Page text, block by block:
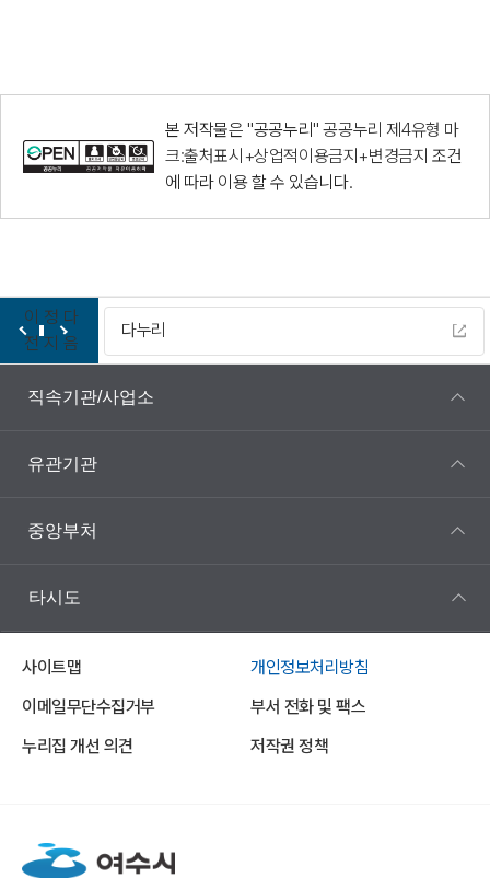
본 저작물은 "공공누리"공공누리 제4유형 마
크:출처표시+상업적이용금지+변경금지 조건
에 따라 이용 할 수 있습니다.
이
전
정
지
다
음
다누리
직속기관/사업소
유관기관
중앙부처
타시도
사이트맵
개인정보처리방침
이메일무단수집거부
부서 전화 및 팩스
누리집 개선 의견
저작권 정책